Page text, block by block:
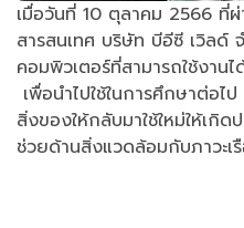
เมื่อวันที่ 10 ตุลาคม 2566 ที่ผ่
สารสนเทศ บริษัท บีอีซี เวิลด์
คอมพิวเตอร์ที่สามารถใช้งาน
เพื่อนำไปใช้ในการศึกษาต่อไ
สิ่งของให้กลับมาใช้ใหม่ให้เกิ
ช่วยด้านสิ่งแวดล้อมกับภาวะเ